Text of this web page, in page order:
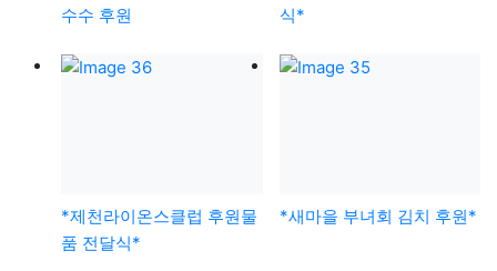
수수 후원
식*
*제천라이온스클럽 후원물
품 전달식*
*새마을 부녀회 김치 후원*